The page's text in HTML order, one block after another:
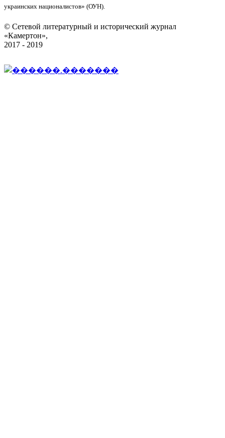
украинских националистов» (ОУН).
© Сетевой литературный и исторический журнал
«Камертон»,
2017 - 2019